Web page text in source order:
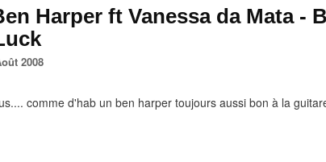
Harper ft Vanessa da Mata -
2008
comme d'hab un ben harper toujours aussi bon à la